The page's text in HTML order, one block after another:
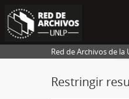
Red de Archivos de
Restringir